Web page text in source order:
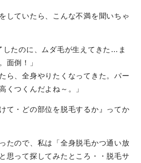
していたら、こんな不満を聞いちゃ
したのに、ムダ毛が生えてきた…ま
面倒！」
ら、全身やりたくなってきた。パー
くつくんだよね～。」
て・どの部位を脱毛するか』ってか
たので、私は「全身脱毛かつ通い放
思って探してみたところ・・脱毛サ